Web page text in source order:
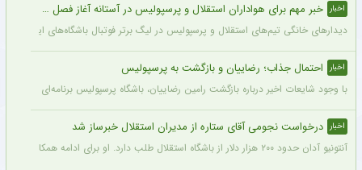
اخبار خبر مهم برای هواداران استقلال و پرسپولیس در آستانه آغاز فصل جدید
دیدارهای خانگی تیم‌های استقلال و پرسپولیس در لیگ برتر فوتبال باشگاه‌های ایران در
اخبار احتمال جذاب؛ رضاییان و بازگشت به پرسپولیس
با وجود شایعات اخیر درباره بازگشت رامین رضاییان، باشگاه پرسپولیس برنامه‌ای برای
اخبار درخواست نجومی آقای ستاره از مدیران استقلال خبرساز شد
آنتونیو آدان حدود ۲۰۰ هزار دلار از باشگاه استقلال طلب دارد. او برای ادامه همکاری حاضر شد نیمی از آن را ببخشد اما او برای قرارداد فصل جدید، مبلغی در حدود ۶۰۰ هزار دلار طلب کرد.